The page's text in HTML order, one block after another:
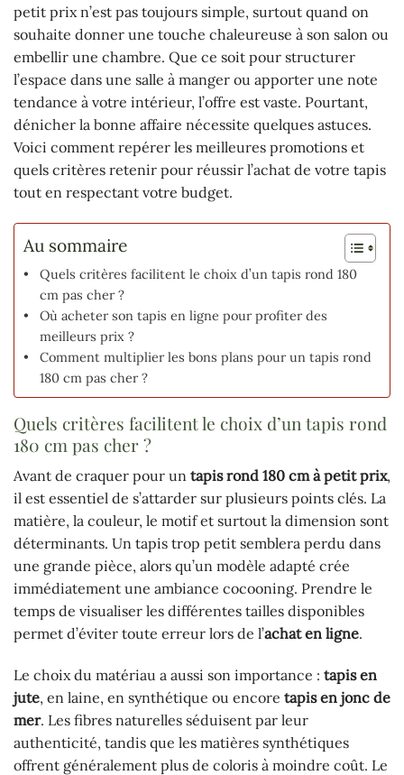
petit prix n’est pas toujours simple, surtout quand on
souhaite donner une touche chaleureuse à son salon ou
embellir une chambre. Que ce soit pour structurer
l’espace dans une salle à manger ou apporter une note
tendance à votre intérieur, l’offre est vaste. Pourtant,
dénicher la bonne affaire nécessite quelques astuces.
Voici comment repérer les meilleures promotions et
quels critères retenir pour réussir l’achat de votre tapis
tout en respectant votre budget.
Au sommaire
Quels critères facilitent le choix d’un tapis rond 180
cm pas cher ?
Où acheter son tapis en ligne pour profiter des
meilleurs prix ?
Comment multiplier les bons plans pour un tapis rond
180 cm pas cher ?
Quels critères facilitent le choix d’un tapis rond
180 cm pas cher ?
Avant de craquer pour un tapis rond 180 cm à petit prix,
il est essentiel de s’attarder sur plusieurs points clés. La
matière, la couleur, le motif et surtout la dimension sont
déterminants. Un tapis trop petit semblera perdu dans
une grande pièce, alors qu’un modèle adapté crée
immédiatement une ambiance cocooning. Prendre le
temps de visualiser les différentes tailles disponibles
permet d’éviter toute erreur lors de l’achat en ligne.
Le choix du matériau a aussi son importance : tapis en
jute, en laine, en synthétique ou encore tapis en jonc de
mer. Les fibres naturelles séduisent par leur
authenticité, tandis que les matières synthétiques
offrent généralement plus de coloris à moindre coût. Le